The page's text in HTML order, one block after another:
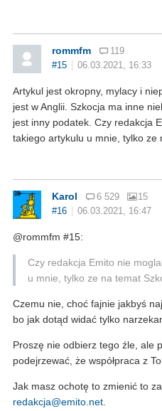
rommfm
119
#15
06.03.2021, 16:33
Artykul jest okropny, mylacy i
jest w Anglii. Szkocja ma inne
jest inny podatek. Czy redakcja
takiego artykulu u mnie, tylko ze
Karol 6 529
15
#16
06.03.2021, 16:47
@rommfm #15:
Czy redakcja Emito nie
u mnie, tylko ze na temat
Czemu nie, choć fajnie jakbyś
bo jak dotąd widać tylko
Proszę nie odbierz tego źle, ale
podejrzewać, że współpraca z
Jak masz ochotę to zmienić to
redakcja@emito.net